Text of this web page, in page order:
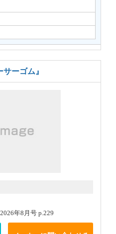
ーゴム』
年8月号 p.229